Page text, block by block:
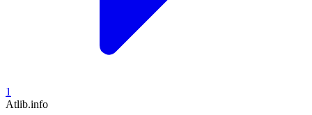
1
Atlib.info